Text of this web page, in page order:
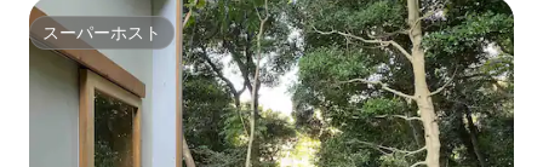
スーパーホスト
スーパーホスト